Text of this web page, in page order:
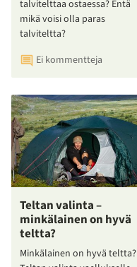
talvitelttaa ostaessa? Entä
mikä voisi olla paras
talviteltta?
Ei kommentteja
Teltan valinta –
minkälainen on hyvä
teltta?
Minkälainen on hyvä teltta?